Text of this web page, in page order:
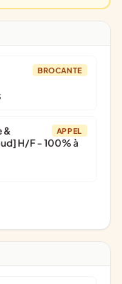
BROCANTE
APPEL
&
H/F - 100% à